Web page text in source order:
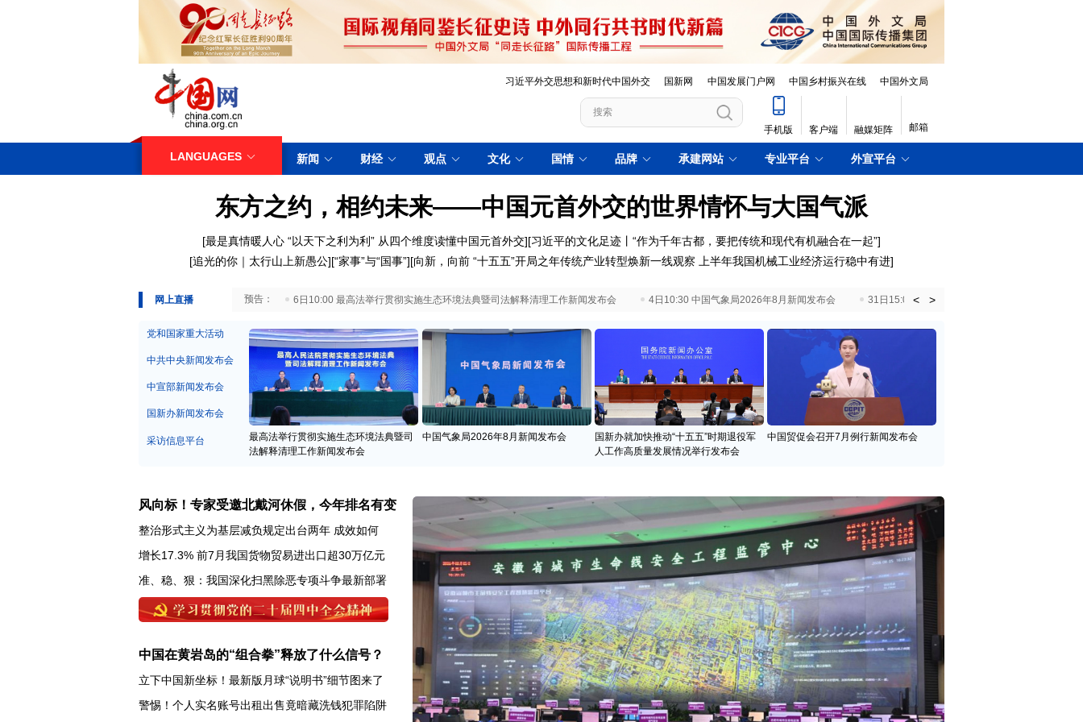
习近平外交思想和新时代中国外交 国新网 中国发展门户网 中国乡村振兴在线 中国外文局
手机版 客户端 融媒矩阵 邮箱
LANGUAGES 新闻 财经 观点 文化 国情 品牌 承建网站 专业平台 外宣平台
东方之约，相约未来——中国元首外交的世界情怀与大国气派
[最是真情暖人心 “以天下之利为利” 从四个维度读懂中国元首外交][习近平的文化足迹丨“作为千年古都，要把传统和现代有机融合在一起”]
[追光的你｜太行山上新愚公][“家事”与“国事”][向新，向前 “十五五”开局之年传统产业转型焕新一线观察 上半年我国机械工业经济运行稳中有进]
网上直播
29日10:00 国务院台湾事务办公室7月29日举行新闻发布会 6日10:00 最高法举行贯彻实施生态环境法典暨司法解释清理工作新闻发布会 4日10:30 中国气象局2026年8月新闻发布会 31日15:00 国新办就加快推动“十五五”时期退役
< >
党和国家重大活动
中共中央新闻发布会
中宣部新闻发布会
国新办新闻发布会
采访信息平台
最高法举行贯彻实施生态环境法典暨司
法解释清理工作新闻发布会
中国气象局2026年8月新闻发布会
国新办就加快推动“十五五”时期退役军
人工作高质量发展情况举行发布会
中国贸促会召开7月例行新闻发布会
风向标！专家受邀北戴河休假，今年排名有变
整治形式主义为基层减负规定出台两年 成效如何
增长17.3% 前7月我国货物贸易进出口超30万亿元
准、稳、狠：我国深化扫黑除恶专项斗争最新部署
中国在黄岩岛的“组合拳”释放了什么信号？
立下中国新坐标！最新版月球“说明书”细节图来了
警惕！个人实名账号出租出售竟暗藏洗钱犯罪陷阱